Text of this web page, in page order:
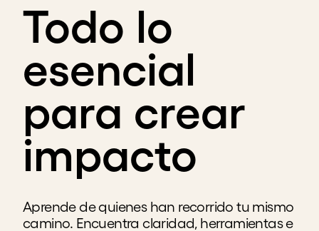
Todo lo
esencial
para crear
impacto
Aprende de quienes han recorrido tu mismo
camino. Encuentra claridad, herramientas e